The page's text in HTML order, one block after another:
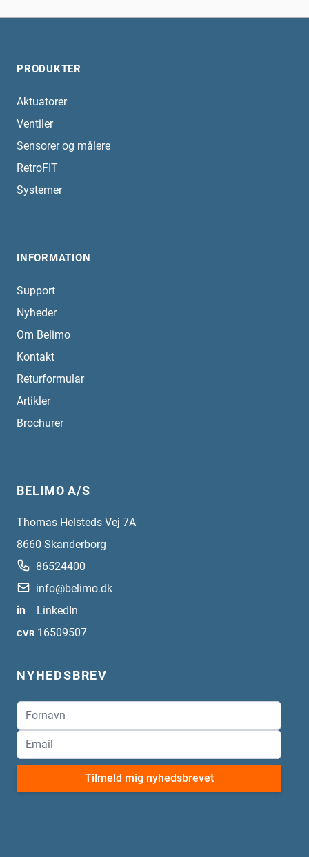
PRODUKTER
Aktuatorer
Ventiler
Sensorer og målere
RetroFIT
Systemer
INFORMATION
Support
Nyheder
Om Belimo
Kontakt
Returformular
Artikler
Brochurer
BELIMO A/S
Thomas Helsteds Vej 7A
8660 Skanderborg
86524400
info@belimo.dk
in
LinkedIn
CVR 16509507
NYHEDSBREV
Tilmeld mig nyhedsbrevet